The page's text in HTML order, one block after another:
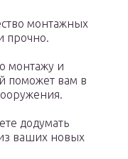
монтажных
прочно.
монтажу и
поможет вам в
додумать
ваших новых